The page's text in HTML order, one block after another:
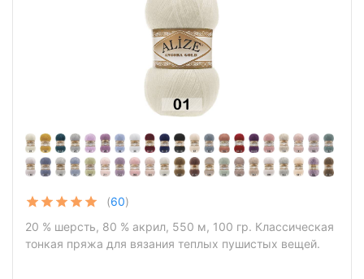
(60)
20 % шерсть, 80 % акрил, 550 м, 100 гр. Классическая
тонкая пряжа для вязания теплых пушистых вещей.